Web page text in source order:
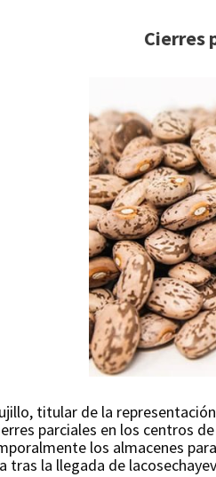
Cierres
titular de la
parciales en los centros
los almacenes
tras la llegada de